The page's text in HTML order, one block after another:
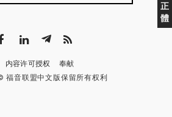
正
體
内容许可授权
奉献
福音联盟中文版保留所有权利